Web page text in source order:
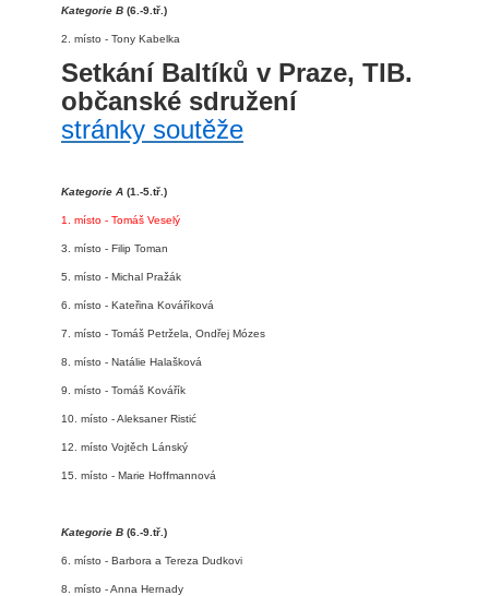
Kategorie B (6.-9.tř.)
2. místo - Tony Kabelka
Setkání Baltíků v Praze, TIB.
občanské sdružení
stránky soutěže
Kategorie A (1.-5.tř.)
1. místo - Tomáš Veselý
3. místo - Filip Toman
5. místo - Michal Pražák
6. místo - Kateřina Kováříková
7. místo - Tomáš Petržela, Ondřej Mózes
8. místo - Natálie Halašková
9. místo - Tomáš Kovářík
10. místo - Aleksaner Ristić
12. místo Vojtěch Lánský
15. místo - Marie Hoffmannová
Kategorie B (6.-9.tř.)
6. místo - Barbora a Tereza Dudkovi
8. místo - Anna Hernady